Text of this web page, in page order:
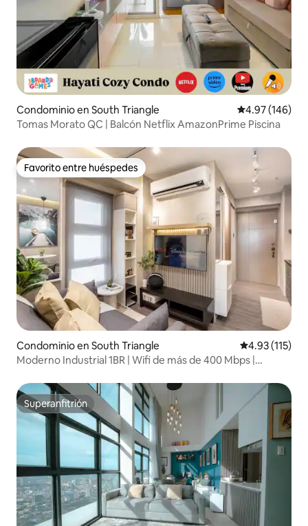
Condominio en South Triangle Calificación
4.97 (146)
Tomas Morato QC | Balcón Netflix AmazonPrime Piscina
Favorito entre huéspedes
Favorito entre huéspedes
Condominio en South Triangle Calificación
4.93 (115)
Moderno Industrial 1BR | Wifi de más de 400 Mbps |
Superanfitrión
Superanfitrión